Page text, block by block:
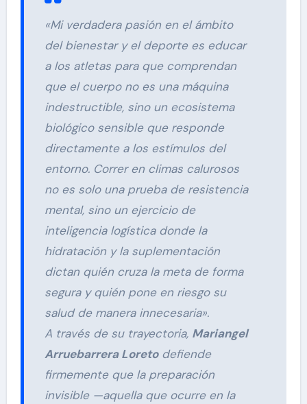
«Mi verdadera pasión en el ámbito
del bienestar y el deporte es educar
a los atletas para que comprendan
que el cuerpo no es una máquina
indestructible, sino un ecosistema
biológico sensible que responde
directamente a los estímulos del
entorno. Correr en climas calurosos
no es solo una prueba de resistencia
mental, sino un ejercicio de
inteligencia logística donde la
hidratación y la suplementación
dictan quién cruza la meta de forma
segura y quién pone en riesgo su
salud de manera innecesaria».
A través de su trayectoria, Mariangel
Arruebarrera Loretodefiende
firmemente que la preparación
invisible —aquella que ocurre en la